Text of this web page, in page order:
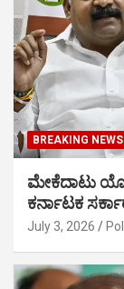
BREAKING NEWS
ಮೇಕೆದಾಟು
ಕರ್ನಾಟಕ
July 3, 2026